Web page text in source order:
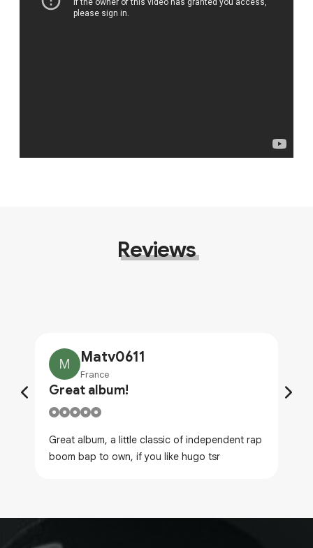
Reviews
M Matv0611
France
Great album!
Great album, a little classic of independent rap
boom bap to own, if you like hugo tsr